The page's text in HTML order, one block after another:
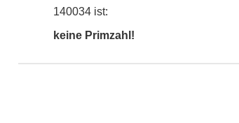
140034 ist:
keine Primzahl!